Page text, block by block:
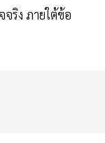
ริง ภายใต้ข้อ